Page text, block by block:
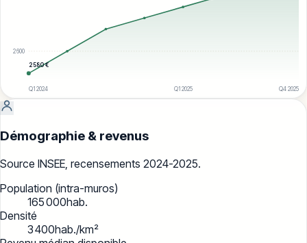
2 600
2 580€
Q1 2024 Q1 2025 Q4 2025
Démographie & revenus
Source INSEE, recensements 2024-2025.
Population (intra-muros)
165 000hab.
Densité
3 400hab./km²